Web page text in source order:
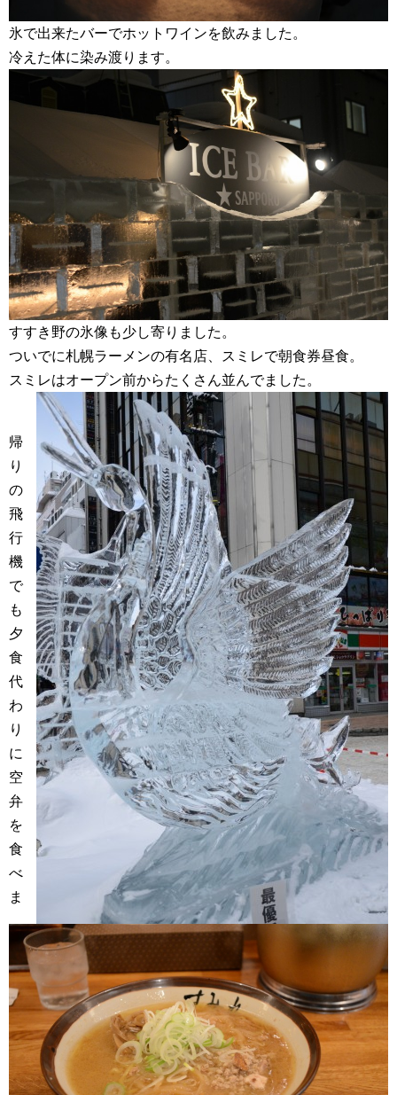
氷で出来たバーでホットワインを飲みました。
冷えた体に染み渡ります。
すすき野の氷像も少し寄りました。
ついでに札幌ラーメンの有名店、スミレで朝食券昼食。
スミレはオープン前からたくさん並んでました。
帰
り
の
飛
行
機
で
も
夕
食
代
わ
り
に
空
弁
を
食
べ
ま